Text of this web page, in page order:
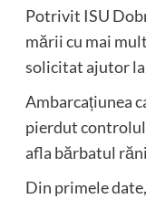
Potrivit ISU
mării cu mai
solicitat ajutor la
Ambarcațiunea
pierdut controlul
afla bărbatul
Din primele